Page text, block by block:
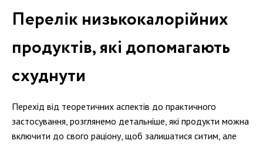
Перелік низькокалорійних
продуктів, які допомагають
схуднути
Перехід від теоретичних аспектів до практичного
застосування, розглянемо детальніше, які продукти можна
включити до свого раціону, щоб залишатися ситим, але